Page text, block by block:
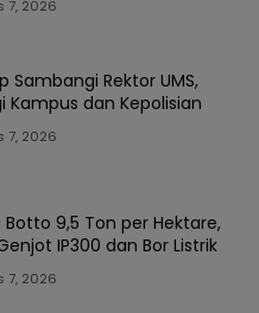
7, 2026
Sambangi Rektor UMS,
Kampus dan Kepolisian
7, 2026
Botto 9,5 Ton per Hektare,
IP300 dan Bor Listrik
7, 2026